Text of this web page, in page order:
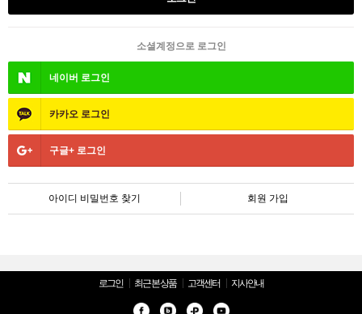
소셜계정으로 로그인
네이버 로그인
카카오 로그인
구글+ 로그인
아이디 비밀번호 찾기 회원 가입
로그인 최근 본 상품 고객센터 지사안내